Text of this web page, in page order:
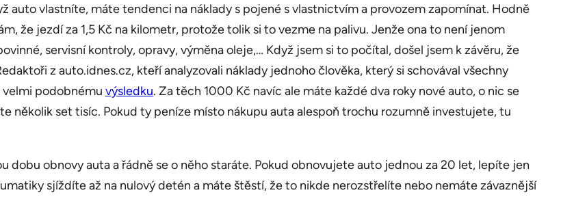
auto vlastníte, máte tendenci na náklady s pojené s vlastnictvím a provozem zapomínat. Hodně
že jezdí za 1,5 Kč na kilometr, protože tolik si to vezme na palivu. Jenže ona to není jenom
servisní kontroly, opravy, výměna oleje,… Když jsem si to počítal, došel jsem k závěru, že
z auto.idnes.cz, kteří analyzovali náklady jednoho člověka, který si schovával všechny
velmi podobnému výsledku. Za těch 1000 Kč navíc ale máte každé dva roky nové auto, o nic se
několik set tisíc. Pokud ty peníze místo nákupu auta alespoň trochu rozumně investujete, tu
dobu obnovy auta a řádně se o něho staráte. Pokud obnovujete auto jednou za 20 let, lepíte jen
sjíždíte až na nulový detén a máte štěstí, že to nikde nerozstřelíte nebo nemáte závaznější